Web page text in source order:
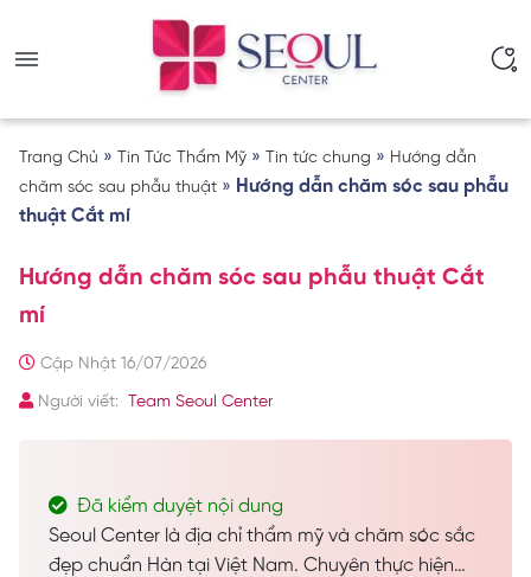
Trang Chủ » Tin Tức Thẩm Mỹ » Tin tức chung » Hướng dẫn
chăm sóc sau phẫu thuật » Hướng dẫn chăm sóc sau phẫu
thuật Cắt mí
Hướng dẫn chăm sóc sau phẫu thuật Cắt
mí
Cập Nhật 16/07/2026
Người viết: Team Seoul Center
Đã kiểm duyệt nội dung
Seoul Center là địa chỉ thẩm mỹ và chăm sóc sắc
đẹp chuẩn Hàn tại Việt Nam. Chuyên thực hiện